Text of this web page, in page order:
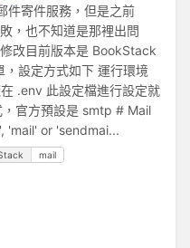
件寄件服務，但是之前
，也不知道是那裡出問
改目前版本是 BookStack
設定方式如下 運行環境
.env 此設定檔進行設定就
官方預設是 smtp # Mail
'mail' or 'sendmai...
mail